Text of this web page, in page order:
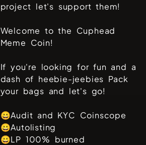
project let's support them!
Welcome to the Cuphead
Meme Coin!
If you're looking for fun and a
dash of heebie-jeebies Pack
your bags and let's go!
😀Audit and KYC Coinscope
😀Autolisting
😀LP 100% burned